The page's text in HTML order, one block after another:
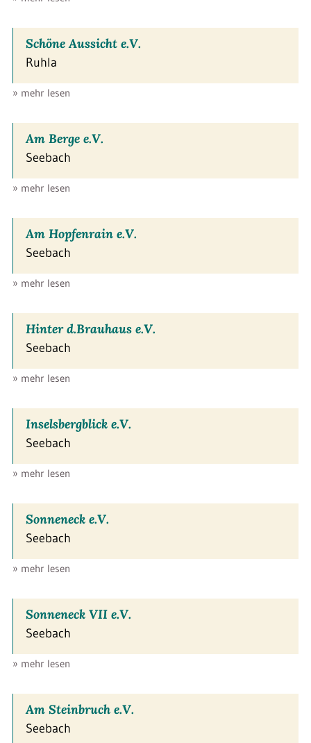
Schöne Aussicht e.V.
Ruhla
» mehr lesen
Am Berge e.V.
Seebach
» mehr lesen
Am Hopfenrain e.V.
Seebach
» mehr lesen
Hinter d.Brauhaus e.V.
Seebach
» mehr lesen
Inselsbergblick e.V.
Seebach
» mehr lesen
Sonneneck e.V.
Seebach
» mehr lesen
Sonneneck VII e.V.
Seebach
» mehr lesen
Am Steinbruch e.V.
Seebach